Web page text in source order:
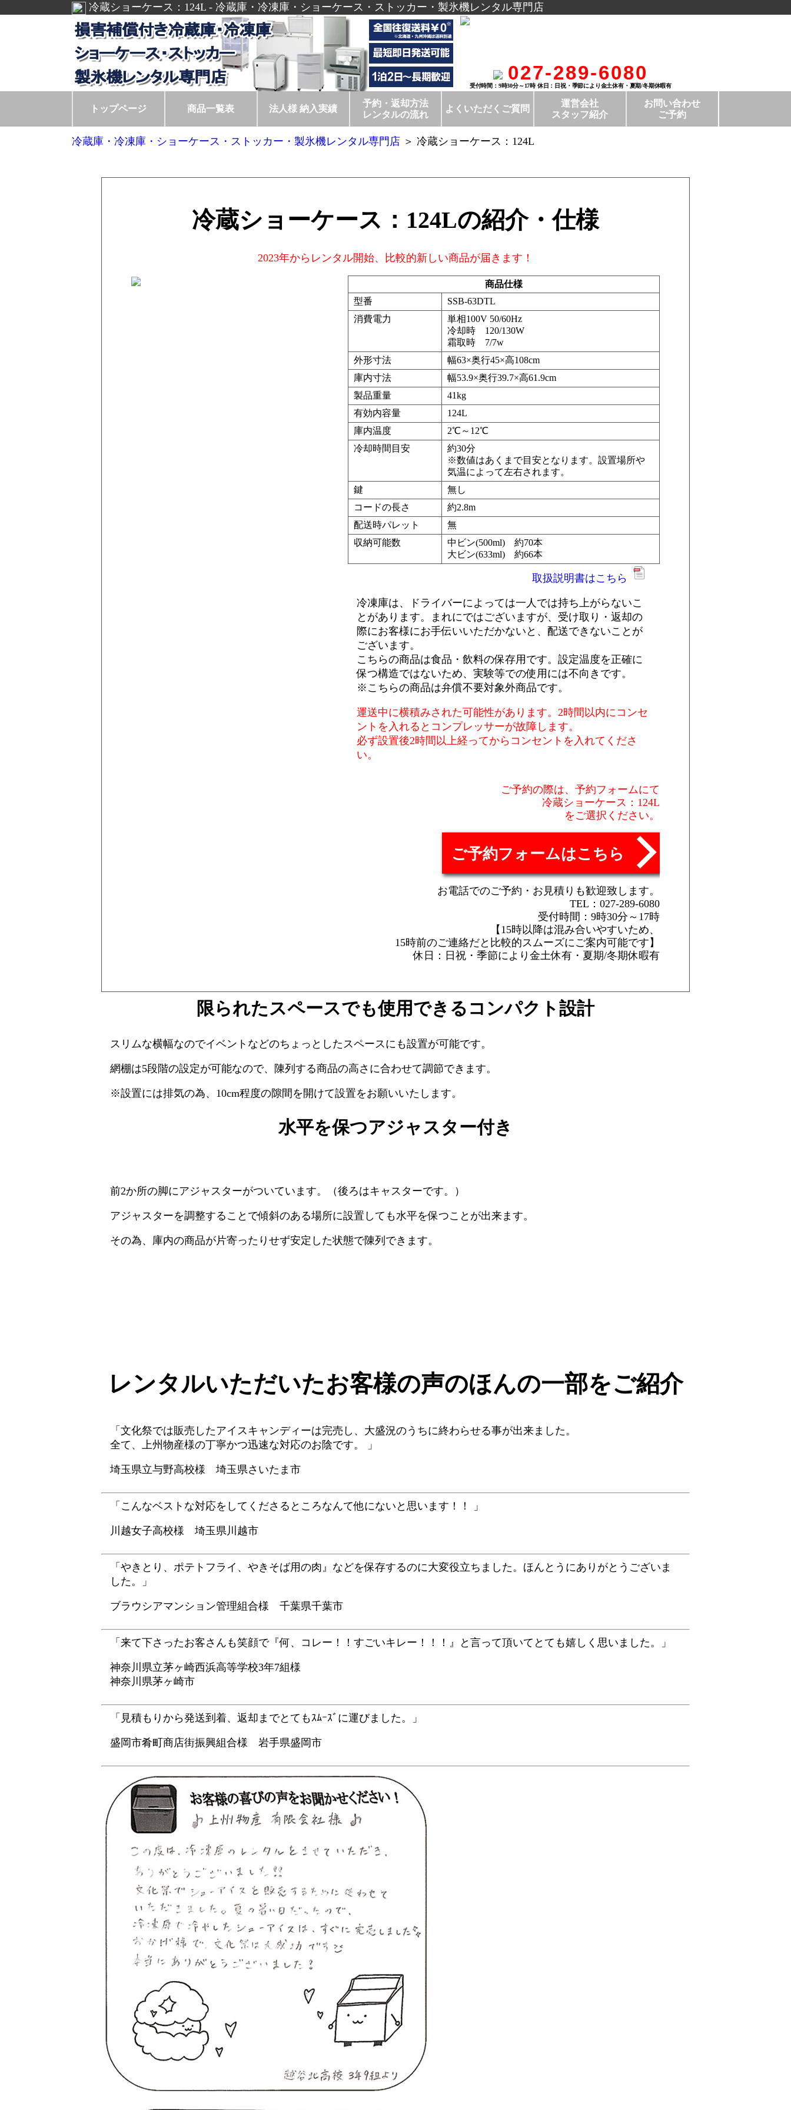
冷蔵ショーケース：124L - 冷蔵庫・冷凍庫・ショーケース・ストッカー・製氷機レンタル専門店
027-289-6080
受付時間：9時30分～17時 休日：日祝・季節により金土休有・夏期/冬期休暇有
トップページ 商品一覧表 法人様 納入実績
予約・返却方法
レンタルの流れ
よくいただくご質問
運営会社
スタッフ紹介
お問い合わせ
ご予約
冷蔵庫・冷凍庫・ショーケース・ストッカー・製氷機レンタル専門店 ＞ 冷蔵ショーケース：124L
冷蔵ショーケース：124Lの紹介・仕様
2023年からレンタル開始、比較的新しい商品が届きます！
商品仕様
型番
SSB-63DTL
消費電力
単相100V 50/60Hz
冷却時 120/130W
霜取時 7/7w
外形寸法
幅63×奥行45×高108cm
庫内寸法
幅53.9×奥行39.7×高61.9cm
製品重量
41kg
有効内容量
124L
庫内温度
2℃～12℃
冷却時間目安
約30分
※数値はあくまで目安となります。設置場所や
気温によって左右されます。
鍵
無し
コードの長さ
約2.8m
配送時パレット
無
収納可能数
中ビン(500ml) 約70本
大ビン(633ml) 約66本
取扱説明書はこちら
冷凍庫は、ドライバーによっては一人では持ち上がらないこ
とがあります。まれにではございますが、受け取り・返却の
際にお客様にお手伝いいただかないと、配送できないことが
ございます。
こちらの商品は食品・飲料の保存用です。設定温度を正確に
保つ構造ではないため、実験等での使用には不向きです。
※こちらの商品は弁償不要対象外商品です。
運送中に横積みされた可能性があります。2時間以内にコンセ
ントを入れるとコンプレッサーが故障します。
必ず設置後2時間以上経ってからコンセントを入れてくださ
い。
ご予約の際は、予約フォームにて
冷蔵ショーケース：124L
をご選択ください。
ご予約フォームはこちら
お電話でのご予約・お見積りも歓迎致します。
TEL：027-289-6080
受付時間：9時30分～17時
【15時以降は混み合いやすいため、
15時前のご連絡だと比較的スムーズにご案内可能です】
休日：日祝・季節により金土休有・夏期/冬期休暇有
限られたスペースでも使用できるコンパクト設計
スリムな横幅なのでイベントなどのちょっとしたスペースにも設置が可能です。
網棚は5段階の設定が可能なので、陳列する商品の高さに合わせて調節できます。
※設置には排気の為、10cm程度の隙間を開けて設置をお願いいたします。
水平を保つアジャスター付き
前2か所の脚にアジャスターがついています。（後ろはキャスターです。）
アジャスターを調整することで傾斜のある場所に設置しても水平を保つことが出来ます。
その為、庫内の商品が片寄ったりせず安定した状態で陳列できます。
レンタルいただいたお客様の声のほんの一部をご紹介
「文化祭では販売したアイスキャンディーは完売し、大盛況のうちに終わらせる事が出来ました。
全て、上州物産様の丁寧かつ迅速な対応のお陰です。 」
埼玉県立与野高校様 埼玉県さいたま市
「こんなベストな対応をしてくださるところなんて他にないと思います！！ 」
川越女子高校様 埼玉県川越市
「やきとり、ポテトフライ、やきそば用の肉』などを保存するのに大変役立ちました。ほんとうにありがとうございま
した。」
ブラウシアマンション管理組合様 千葉県千葉市
「来て下さったお客さんも笑顔で『何、コレー！！すごいキレー！！！』と言って頂いてとても嬉しく思いました。」
神奈川県立茅ヶ崎西浜高等学校3年7組様
神奈川県茅ヶ崎市
「見積もりから発送到着、返却までとてもｽﾑｰｽﾞに運びました。」
盛岡市肴町商店街振興組合様 岩手県盛岡市